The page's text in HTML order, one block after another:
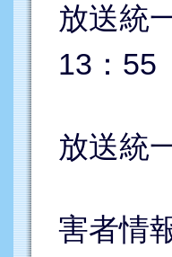
放送統
13：
高
放送統
岩
害者情